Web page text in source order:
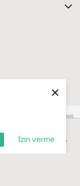
İzin verme
×
Kategoriler